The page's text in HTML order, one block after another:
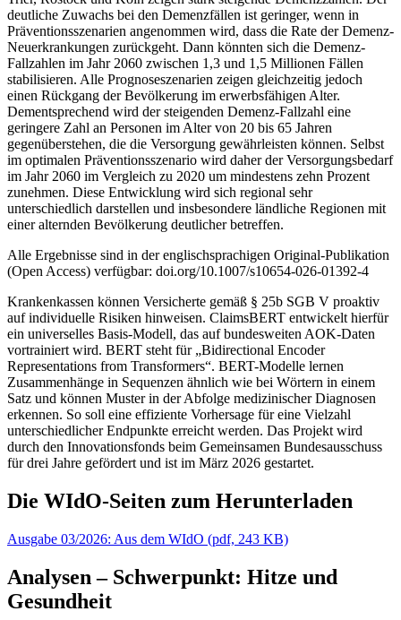
deutliche Zuwachs bei den Demenzfällen ist geringer, wenn in
Präventionsszenarien angenommen wird, dass die Rate der Demenz-
Neuerkrankungen zurückgeht. Dann könnten sich die Demenz-
Fallzahlen im Jahr 2060 zwischen 1,3 und 1,5 Millionen Fällen
stabilisieren. Alle Prognoseszenarien zeigen gleichzeitig jedoch
einen Rückgang der Bevölkerung im erwerbsfähigen Alter.
Dementsprechend wird der steigenden Demenz-Fallzahl eine
geringere Zahl an Personen im Alter von 20 bis 65 Jahren
gegenüberstehen, die die Versorgung gewährleisten können. Selbst
im optimalen Präventionsszenario wird daher der Versorgungsbedarf
im Jahr 2060 im Vergleich zu 2020 um mindestens zehn Prozent
zunehmen. Diese Entwicklung wird sich regional sehr
unterschiedlich darstellen und insbesondere ländliche Regionen mit
einer alternden Bevölkerung deutlicher betreffen.
Alle Ergebnisse sind in der englischsprachigen Original-Publikation
(Open Access) verfügbar: doi.org/10.1007/s10654-026-01392-4
Krankenkassen können Versicherte gemäß § 25b SGB V proaktiv
auf individuelle Risiken hinweisen. ClaimsBERT entwickelt hierfür
ein universelles Basis-Modell, das auf bundesweiten AOK-Daten
vortrainiert wird. BERT steht für „Bidirectional Encoder
Representations from Transformers“. BERT-Modelle lernen
Zusammenhänge in Sequenzen ähnlich wie bei Wörtern in einem
Satz und können Muster in der Abfolge medizinischer Diagnosen
erkennen. So soll eine effiziente Vorhersage für eine Vielzahl
unterschiedlicher Endpunkte erreicht werden. Das Projekt wird
durch den Innovationsfonds beim Gemeinsamen Bundesausschuss
für drei Jahre gefördert und ist im März 2026 gestartet.
Die WIdO-Seiten zum Herunterladen
Ausgabe 03/2026: Aus dem WIdO (pdf, 243 KB)
Analysen – Schwerpunkt: Hitze und
Gesundheit